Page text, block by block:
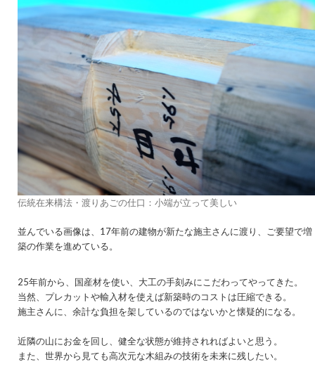
伝統在来構法・渡りあごの仕口：小端が立って美しい
並んでいる画像は、17年前の建物が新たな施主さんに渡り、ご要望で増
築の作業を進めている。
25年前から、国産材を使い、大工の手刻みにこだわってやってきた。
当然、プレカットや輸入材を使えば新築時のコストは圧縮できる。
施主さんに、余計な負担を架しているのではないかと懐疑的になる。
近隣の山にお金を回し、健全な状態が維持されればよいと思う。
また、世界から見ても高次元な木組みの技術を未来に残したい。